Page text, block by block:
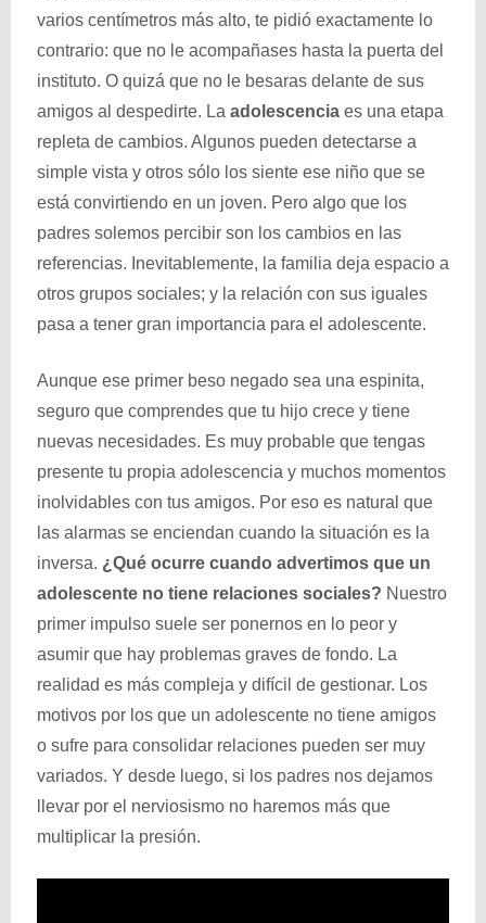
varios centímetros más alto, te pidió exactamente lo
contrario: que no le acompañases hasta la puerta del
instituto. O quizá que no le besaras delante de sus
amigos al despedirte. La adolescencia es una etapa
repleta de cambios. Algunos pueden detectarse a
simple vista y otros sólo los siente ese niño que se
está convirtiendo en un joven. Pero algo que los
padres solemos percibir son los cambios en las
referencias. Inevitablemente, la familia deja espacio a
otros grupos sociales; y la relación con sus iguales
pasa a tener gran importancia para el adolescente.
Aunque ese primer beso negado sea una espinita,
seguro que comprendes que tu hijo crece y tiene
nuevas necesidades. Es muy probable que tengas
presente tu propia adolescencia y muchos momentos
inolvidables con tus amigos. Por eso es natural que
las alarmas se enciendan cuando la situación es la
inversa. ¿Qué ocurre cuando advertimos que un
adolescente no tiene relaciones sociales? Nuestro
primer impulso suele ser ponernos en lo peor y
asumir que hay problemas graves de fondo. La
realidad es más compleja y difícil de gestionar. Los
motivos por los que un adolescente no tiene amigos
o sufre para consolidar relaciones pueden ser muy
variados. Y desde luego, si los padres nos dejamos
llevar por el nerviosismo no haremos más que
multiplicar la presión.